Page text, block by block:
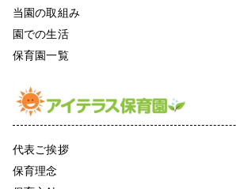
当園の取組み
園での生活
保育園一覧
代表ご挨拶
保育理念